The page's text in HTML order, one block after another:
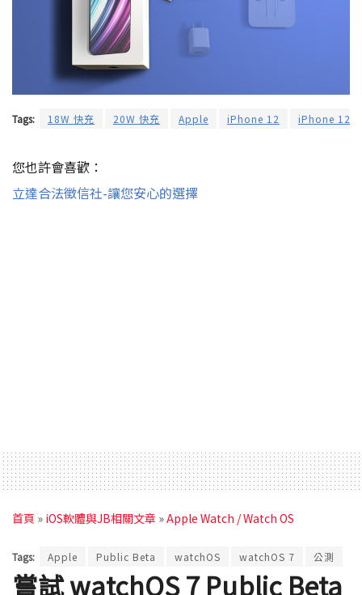
Tags: 18W 快充 20W 快充 Apple iPhone 12 iPhone 12
您也許會喜歡：
立達合法徵信社-讓您安心的選擇
首頁 » iOS軟體與JB相關文章 »Apple Watch / Watch OS
Tags: Apple Public Beta watchOS watchOS 7 公測
嘗試 watchOS 7 Public Beta